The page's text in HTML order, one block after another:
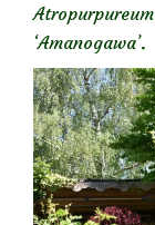
‘Amanogawa’.